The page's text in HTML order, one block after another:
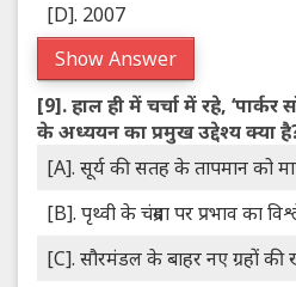
[D]. 2007
Show Answer
[9].हाल ही में चर्चा में रहे, ‘पार्कर
के अध्ययन का प्रमुख उद्देश्य क्या
[A]. सूर्य की सतह के तापमान को
[B]. पृथ्वी के चंद्रमा पर प्रभाव का
[C]. सौरमंडल के बाहर नए ग्रहों की